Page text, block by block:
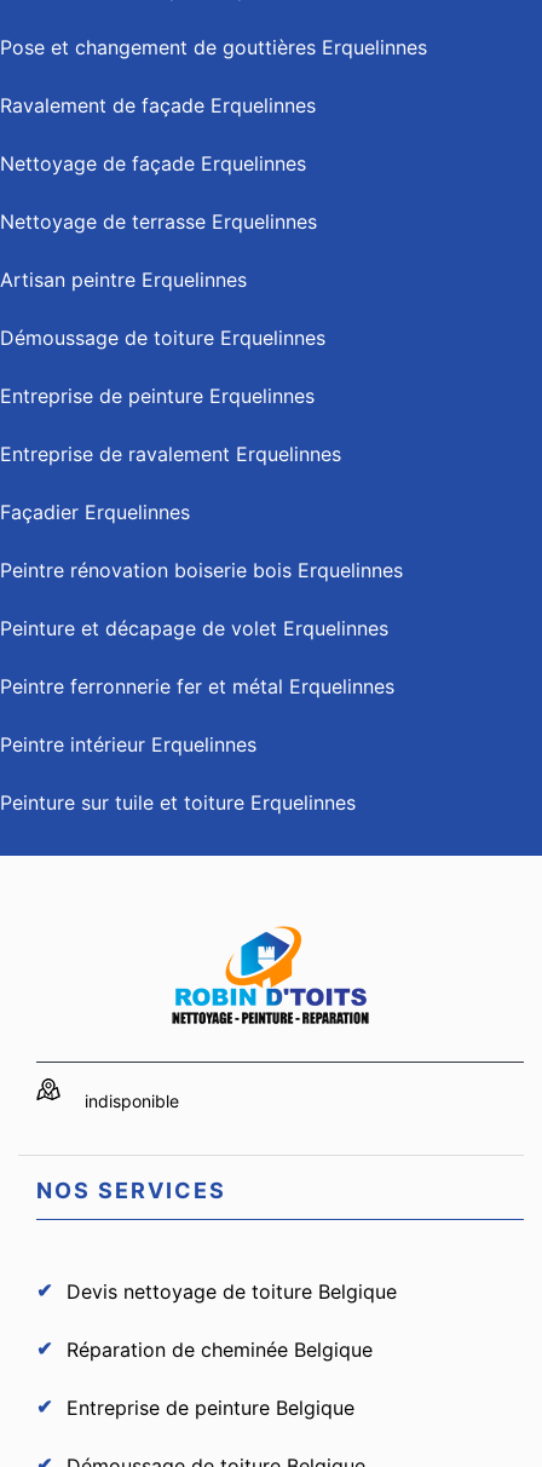
Pose et changement de gouttières Erquelinnes
Ravalement de façade Erquelinnes
Nettoyage de façade Erquelinnes
Nettoyage de terrasse Erquelinnes
Artisan peintre Erquelinnes
Démoussage de toiture Erquelinnes
Entreprise de peinture Erquelinnes
Entreprise de ravalement Erquelinnes
Façadier Erquelinnes
Peintre rénovation boiserie bois Erquelinnes
Peinture et décapage de volet Erquelinnes
Peintre ferronnerie fer et métal Erquelinnes
Peintre intérieur Erquelinnes
Peinture sur tuile et toiture Erquelinnes
indisponible
NOS SERVICES
Devis nettoyage de toiture Belgique
Réparation de cheminée Belgique
Entreprise de peinture Belgique